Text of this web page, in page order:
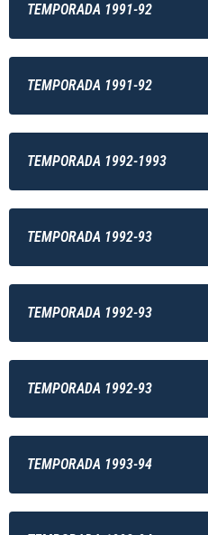
TEMPORADA 1991-92
TEMPORADA 1991-92
TEMPORADA 1992-1993
TEMPORADA 1992-93
TEMPORADA 1992-93
TEMPORADA 1992-93
TEMPORADA 1993-94